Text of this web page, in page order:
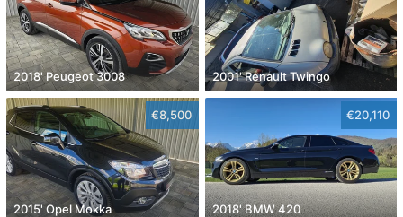
2018' Peugeot 3008 2001' Renault Twingo
€8,500
2015' Opel Mokka
€20,110
2018' BMW 420